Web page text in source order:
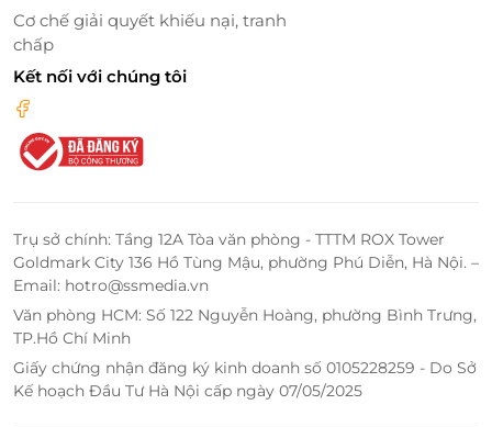
Cơ chế giải quyết khiếu nại, tranh
chấp
Kết nối với chúng tôi
Trụ sở chính: Tầng 12A Tòa văn phòng - TTTM ROX Tower
Goldmark City 136 Hồ Tùng Mậu, phường Phú Diễn, Hà Nội. –
Email: hotro@ssmedia.vn
Văn phòng HCM: Số 122 Nguyễn Hoàng, phường Bình Trưng,
TP.Hồ Chí Minh
Giấy chứng nhận đăng ký kinh doanh số 0105228259 - Do Sở
Kế hoạch Đầu Tư Hà Nội cấp ngày 07/05/2025